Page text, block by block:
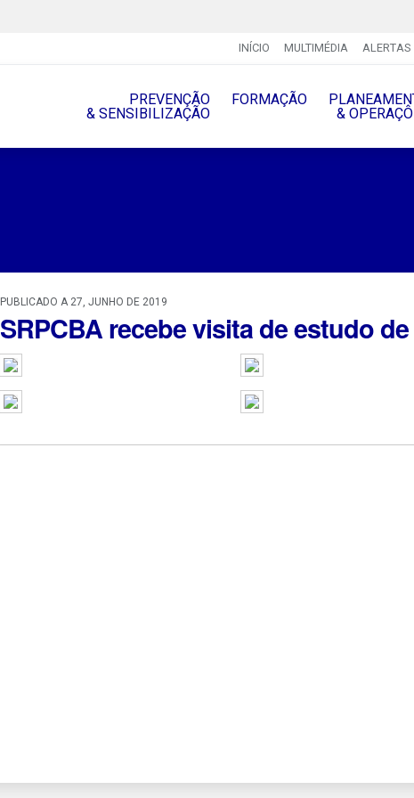
INÍCIO MULTIMÉDIA ALERTAS
PREVENÇÃO
& SENSIBILIZAÇÃO
FORMAÇÃO
&
PUBLICADO A 27, JUNHO DE 2019
SRPCBA recebe visita de estudo